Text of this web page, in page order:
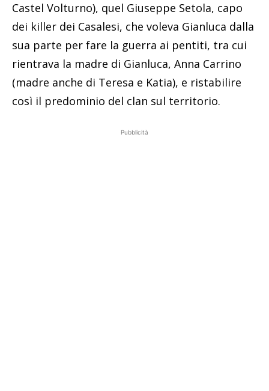
Castel Volturno), quel Giuseppe Setola, capo
dei killer dei Casalesi, che voleva Gianluca dalla
sua parte per fare la guerra ai pentiti, tra cui
rientrava la madre di Gianluca, Anna Carrino
(madre anche di Teresa e Katia), e ristabilire
così il predominio del clan sul territorio.
Pubblicità